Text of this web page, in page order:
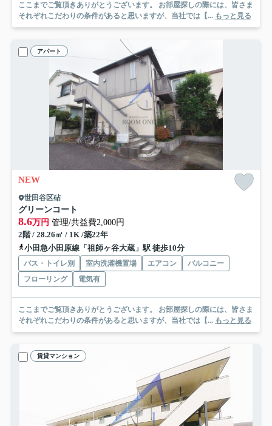
ここまでご覧頂きありがとうございます。 お部屋探しの際には、皆さま
それぞれこだわりの条件があると思いますが、当社では【... もっと見る
アパート
NEW
世田谷区砧
グリーンコート
8.6万円 管理/共益費2,000円
2階 / 28.26㎡ / 1K /築22年
小田急小田原線「祖師ヶ谷大蔵」駅 徒歩10分
バス・トイレ別 室内洗濯機置場 エアコン
バルコニー
フローリング
電気有
ここまでご覧頂きありがとうございます。 お部屋探しの際には、皆さま
それぞれこだわりの条件があると思いますが、当社では【... もっと見る
賃貸マンション